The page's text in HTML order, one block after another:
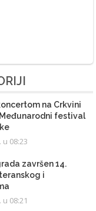
na Crkvini
festival
u 08:23
završen 14.
i
u 08:21